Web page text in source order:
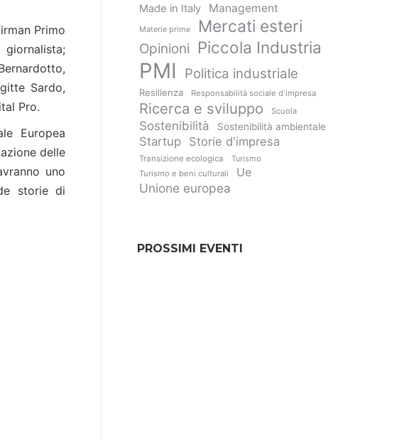
Primo
Sardo,
Pro.
Europea
delle
uno
storie di
Made in Italy Management
Materie prime Mercati esteri
Opinioni Piccola Industria
PMI Politica industriale
Resilienza Responsabilità sociale d'impresa
Ricerca e sviluppo Scuola
Sostenibilità Sostenibilità ambientale
Startup Storie d'impresa
Transizione ecologica
Turismo
Turismo e beni culturali
Ue
Unione europea
PROSSIMI EVENTI